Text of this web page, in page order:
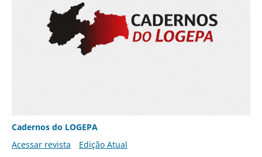
Cadernos do LOGEPA
Acessar revista
Edição Atual